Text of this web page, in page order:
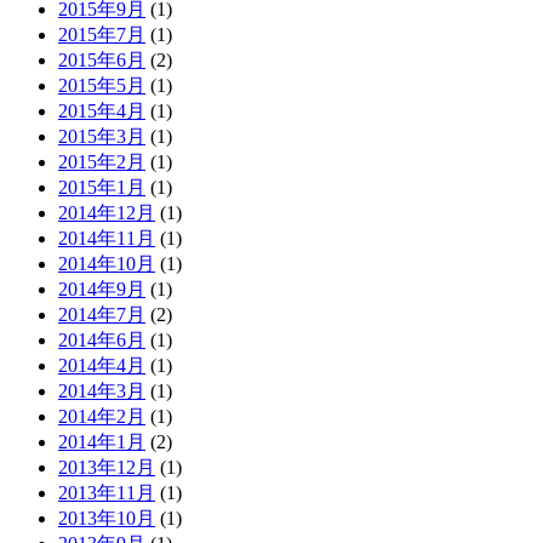
2015年9月 (1)
2015年7月 (1)
2015年6月 (2)
2015年5月 (1)
2015年4月 (1)
2015年3月 (1)
2015年2月 (1)
2015年1月 (1)
2014年12月 (1)
2014年11月 (1)
2014年10月 (1)
2014年9月 (1)
2014年7月 (2)
2014年6月 (1)
2014年4月 (1)
2014年3月 (1)
2014年2月 (1)
2014年1月 (2)
2013年12月 (1)
2013年11月 (1)
2013年10月 (1)